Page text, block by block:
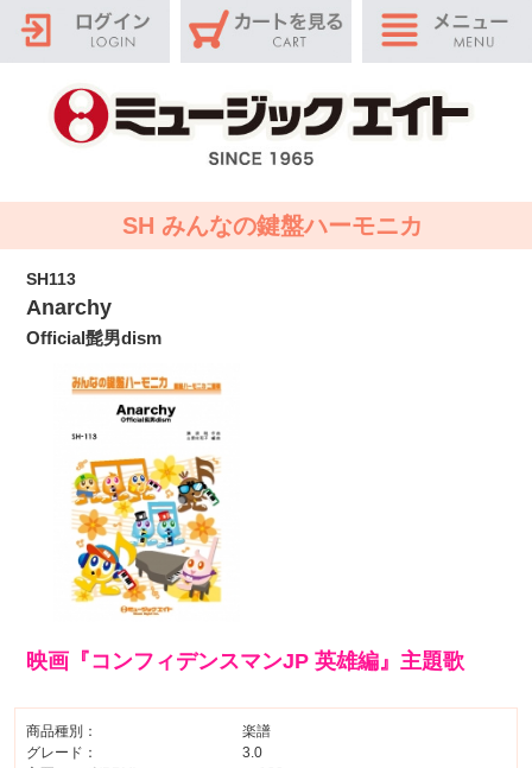
SH みんなの鍵盤ハーモニカ
SH113
Anarchy
Official髭男dism
映画『コンフィデンスマンJP 英雄編』主題歌
商品種別：
楽譜
グレード：
3.0